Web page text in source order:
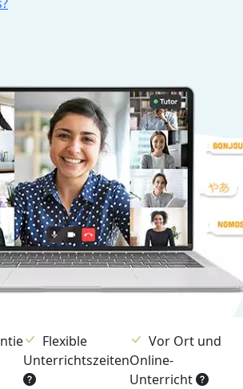
Flexible
Unterrichtszeiten
Vor Ort und
Online-
Unterricht